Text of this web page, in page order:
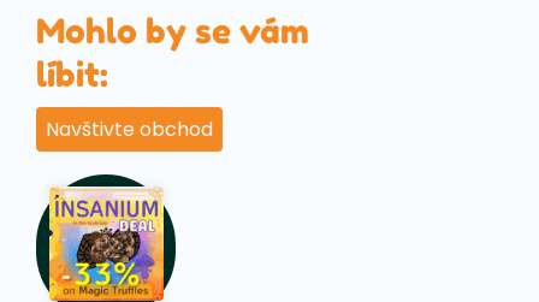
Mohlo by se vám
líbit:
Navštivte obchod